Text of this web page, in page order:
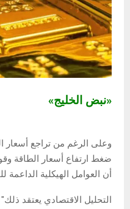
«نبض الخليج»
وعلى الرغم من تراجع أسعار
ضغط ارتفاع أسعار الطاقة وقوة
أن العوامل الهيكلية الداعمة
التحليل الاقتصادي يعتقد